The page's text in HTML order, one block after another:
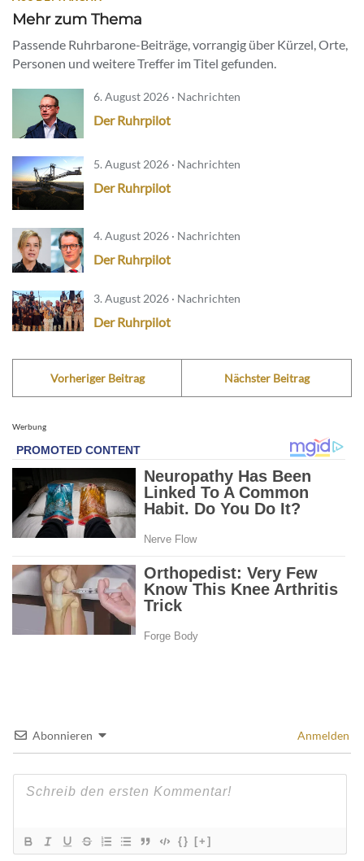
Mehr zum Thema
Passende Ruhrbarone-Beiträge, vorrangig über Kürzel, Orte,
Personen und weitere Treffer im Titel gefunden.
6. August 2026 · Nachrichten
Der Ruhrpilot
5. August 2026 · Nachrichten
Der Ruhrpilot
4. August 2026 · Nachrichten
Der Ruhrpilot
3. August 2026 · Nachrichten
Der Ruhrpilot
Vorheriger Beitrag Nächster Beitrag
Werbung
Abonnieren Anmelden
{} [+]